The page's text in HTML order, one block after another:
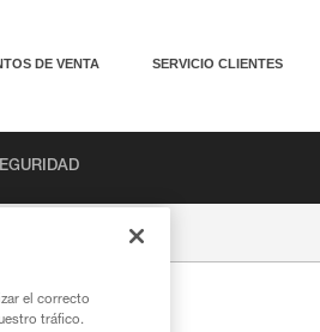
DE VENTA SERVICIO CLIENTES
el correcto
tráfico.